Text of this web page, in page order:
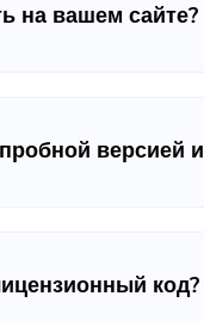
на вашем сайте?
версией
код?
Вы почти